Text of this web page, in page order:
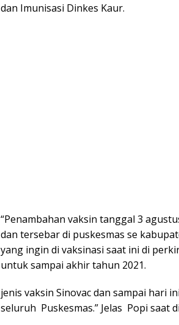
dan Imunisasi Dinkes Kaur.
“Penambahan vaksin tanggal 3
dan tersebar di puskesmas se
yang ingin di vaksinasi saat ini di
untuk sampai akhir tahun 2021.
jenis vaksin Sinovac dan sampai hari
seluruh Puskesmas.” Jelas Popi saat